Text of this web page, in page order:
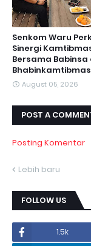
Senkom Waru
Sinergi
Bersama Babinsa
Bhabinkamtibmas
August 05, 2026
POST A
Posting Komentar
Lebih baru
FOLLOW US
1.5k